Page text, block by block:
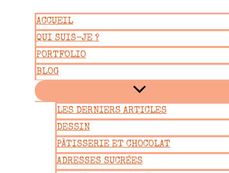
contenu
ACCUEIL
QUI SUIS-JE ?
PORTFOLIO
BLOG
LES DERNIERS ARTICLES
DESSIN
PÂTISSERIE ET CHOCOLAT
ADRESSES SUCRÉES